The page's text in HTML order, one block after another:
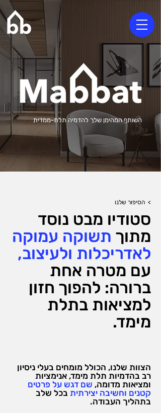
השותף המהימן שלך להדמיה תלת-ממדית
> הסיפור שלנו
סטודיו מבט נוסד
מתוך תשוקה עמוקה
לאדריכלות ולעיצוב,
עם מטרה אחת
ברורה: להפוך חזון
למציאות בתלת
מימד.
הצוות שלנו, הכולל מומחים בעלי ניסיון
רב בהדמיות תלת מימד, אנימציות
ומציאות מדומה, שם דגש על פרטים
קטנים וחשיבה יצירתית בכל שלב
בתהליך העבודה.